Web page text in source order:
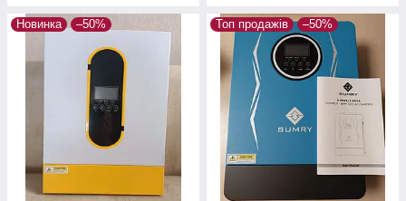
Новинка –50% Топ продажів –50%